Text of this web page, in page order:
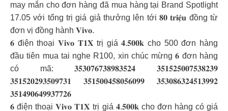
may mắn cho đơn hàng đã mua hàng tại Brand Spotlight
17.05 với tổng trị giá giả thưởng lên tới 𝟖𝟎 𝐭𝐫𝐢𝐞̣̂𝐮 đồng từ
đơn vị đồng hành 𝐕𝐢𝐯𝐨.
𝟔 điện thoại 𝐕𝐢𝐯𝐨 𝐓𝟏𝐗 trị giá 𝟒.𝟓𝟎𝟎𝐤 cho 500 đơn hàng
đầu tiên mua tai nghe R100, xin chúc mừng 𝟔 đơn hàng
có mã: 𝟑𝟓𝟑𝟎𝟕𝟔𝟕𝟑𝟖𝟗𝟖𝟑𝟓𝟐𝟒 𝟑𝟓𝟏𝟓𝟐𝟓𝟎𝟎𝟕𝟓𝟑𝟖𝟐𝟑𝟗
𝟑𝟓𝟏𝟓𝟐𝟎𝟐𝟗𝟑𝟓𝟎𝟗𝟕𝟑𝟏 𝟑𝟓𝟏𝟓𝟎𝟎𝟒𝟓𝟖𝟎𝟓𝟔𝟎𝟗𝟗 𝟑𝟓𝟑𝟎𝟖𝟔𝟑𝟐𝟒𝟓𝟏𝟑𝟗𝟗𝟐
𝟑𝟓𝟏𝟒𝟗𝟎𝟔𝟒𝟗𝟗𝟑𝟕𝟕𝟐𝟔
𝟔 điện thoại 𝐕𝐢𝐯𝐨 𝐓𝟏𝐗 trị giá 𝟒.𝟓𝟎𝟎𝐤 cho đơn hàng có giá